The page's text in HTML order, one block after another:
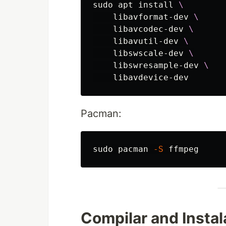
sudo apt install
\
    libavformat-dev
\
    libavcodec-dev
\
    libavutil-dev
\
    libswscale-dev
\
    libswresample-dev
\
Pacman:
sudo pacman -S
Compilar and